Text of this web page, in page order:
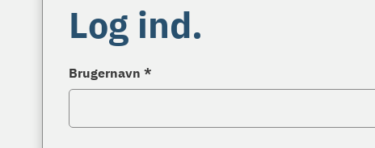
Log ind.
Brugernavn *